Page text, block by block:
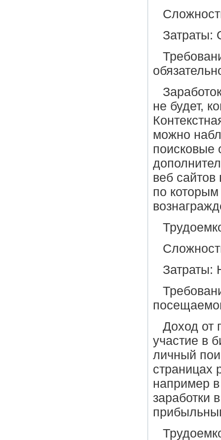
Затраты:
не будет,
можно
поисковые
веб сайтов
по
Затраты:
Доход от
участие в
личный
страницах
например
заработки